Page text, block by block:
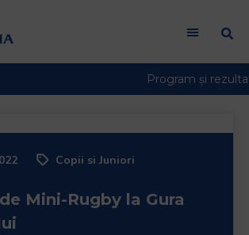
Copii si Juniori
Mini-Rugby la Gura